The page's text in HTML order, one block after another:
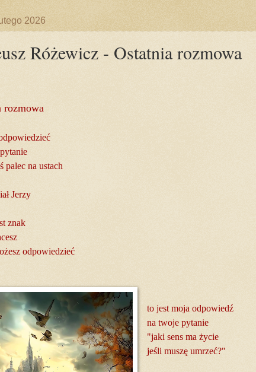
2026
Różewicz - Ostatnia rozmowa
rozmowa
palec na ustach
Jerzy
znak
odpowiedzieć
to jest moja odpowiedź
na twoje pytanie
"jaki sens ma życie
jeśli muszę umrzeć?"